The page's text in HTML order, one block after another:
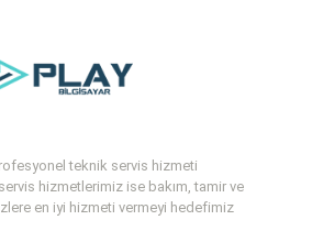
teknik servis hizmeti
hizmetlerimiz ise bakım, tamir ve
en iyi hizmeti vermeyi hedefimiz